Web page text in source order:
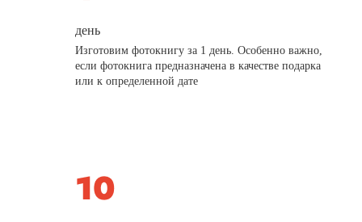
день
Изготовим фотокнигу за 1 день. Особенно важно,
если фотокнига предназначена в качестве подарка
или к определенной дате